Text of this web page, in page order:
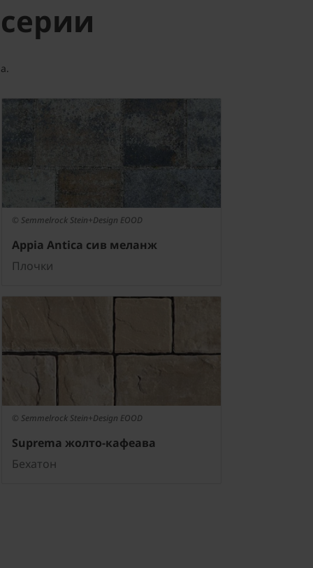
© Semmelrock Stein+Design EOOD
Appia Antica сив меланж
Плочки
© Semmelrock Stein+Design EOOD
Suprema жолто-кафеава
Бехатон